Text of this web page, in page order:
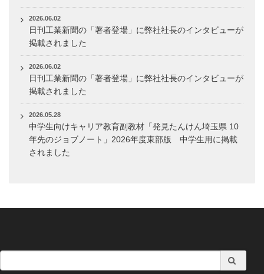
2026.06.02
日刊工業新聞の「著者登場」に弊社社長のインタビューが
掲載されました
2026.06.02
日刊工業新聞の「著者登場」に弊社社長のインタビューが
掲載されました
2026.05.28
中学生向けキャリア教育副教材「発見たんけん埼玉県 10
年先のジョブノート」2026年度東部版 中学生用に掲載
されました